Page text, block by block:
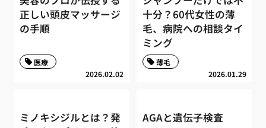
正しい頭皮マッサージ
の手順
2026.02.02
医療
十分？60代女性の薄
毛、病院への相談タイ
ミング
2026.01.29
薄毛
ミノキシジルとは？発
AGAと遺伝子検査